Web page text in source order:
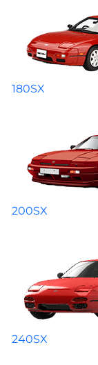
180SX
200SX
240SX